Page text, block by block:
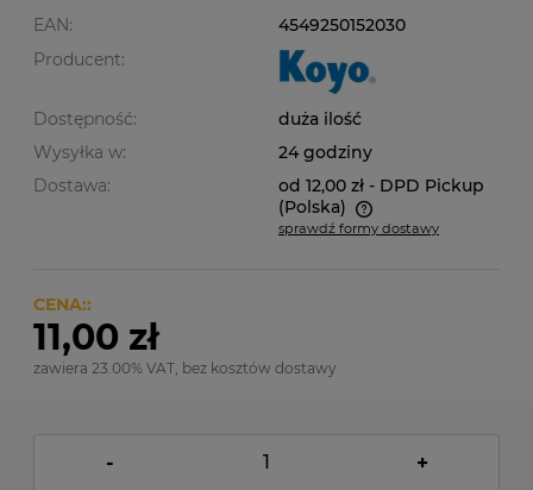
EAN:
4549250152030
Producent:
Dostępność:
duża ilość
Wysyłka w:
24 godziny
Dostawa:
od 12,00 zł - DPD Pickup
(Polska)
Cena nie zawiera ewentualnych kosztów płatności
sprawdź formy dostawy
CENA::
11,00 zł
zawiera 23.00% VAT, bez kosztów dostawy
- +